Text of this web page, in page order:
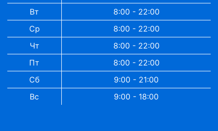
Вт
8:00 - 22:00
Ср
8:00 - 22:00
Чт
8:00 - 22:00
Пт
8:00 - 22:00
Сб
9:00 - 21:00
Вс
9:00 - 18:00